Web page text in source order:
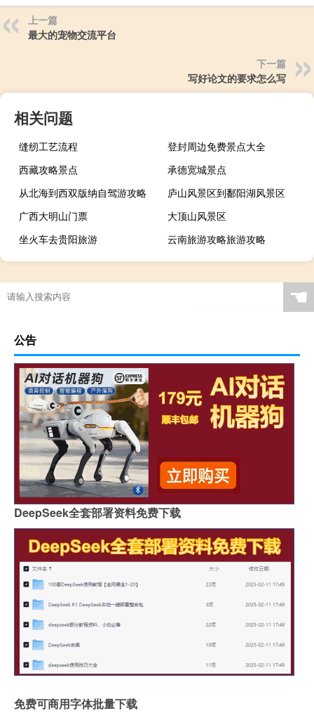
上一篇
最大的宠物交流平台
下一篇
写好论文的要求怎么写
相关问题
缝纫工艺流程
登封周边免费景点大全
西藏攻略景点
承德宽城景点
从北海到西双版纳自驾游攻略
庐山风景区到鄱阳湖风景区
广西大明山门票
大顶山风景区
坐火车去贵阳旅游
云南旅游攻略旅游攻略
☚
公告
DeepSeek全套部署资料免费下载
免费可商用字体批量下载